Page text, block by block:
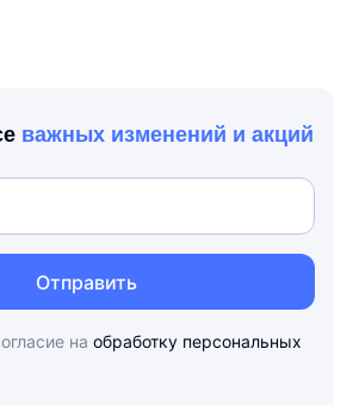
важных изменений и акций
Отправить
на обработку персональных